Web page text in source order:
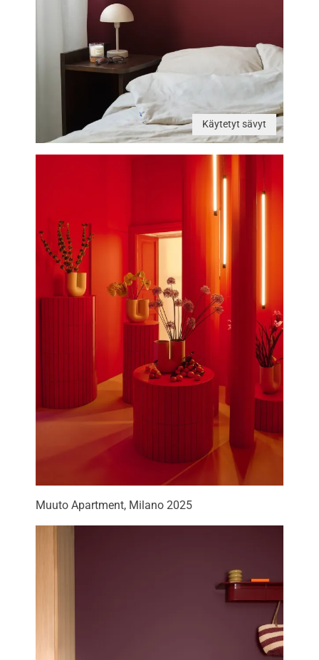
Käytetyt sävyt
Muuto Apartment, Milano 2025